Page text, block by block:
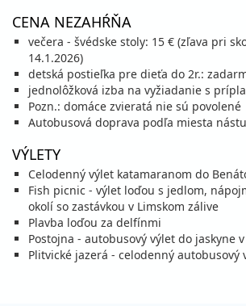
26.09. - 03.10.26 sobota - sobota
raňajky
vlastná
Zľava
vypočítať cenu
október 2026
03.10. - 10.10.26 sobota - sobota
raňajky
vlastná
vypočítať cenu
CENA NEZAHŔŇA
večera - švédske stoly: 15 € (zľava pri
14.1.2026)
detská postieľka pre dieťa do 2r.:
jednolôžková izba na vyžiadanie s
Pozn.: domáce zvieratá nie sú povolené
Autobusová doprava podľa miesta
VÝLETY
Celodenný výlet katamaranom do
Fish picnic - výlet loďou s jedlom,
okolí so zastávkou v Limskom zálive
Plavba loďou za delfínmi
Postojna - autobusový výlet do jaskyne
Plitvické jazerá - celodenný autobusový